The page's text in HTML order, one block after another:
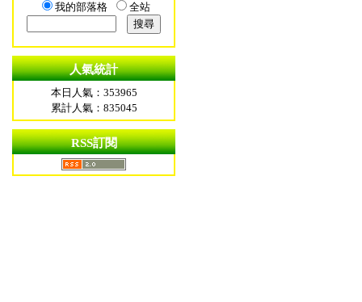
我的部落格 全站
人氣統計
本日人氣：353965
累計人氣：835045
RSS訂閱